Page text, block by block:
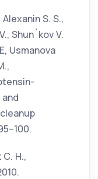
S. S.,
Shun´kov V.
Usmanova
С. Н.,